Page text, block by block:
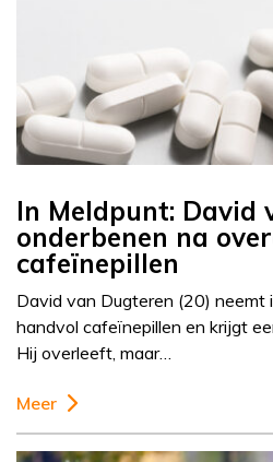
In Meldpunt: David
onderbenen na
cafeïnepillen
David van Dugteren (20) neemt
handvol cafeïnepillen en krijgt
Hij overleeft, maar…
Meer